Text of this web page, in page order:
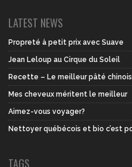
LATEST NEWS
Propreté à petit prix avec Suave
Jean Leloup au Cirque du Soleil
Recette – Le meilleur pâté chinois
Mes cheveux méritent le meilleur
Aimez-vous voyager?
Nettoyer québécois et bio c’est
TAGS